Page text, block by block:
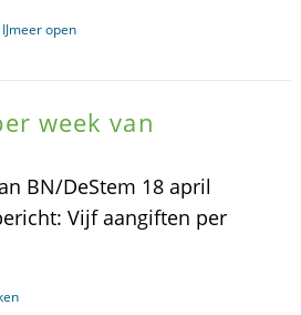
open
week van
BN/DeStem 18 april
Vijf aangiften per